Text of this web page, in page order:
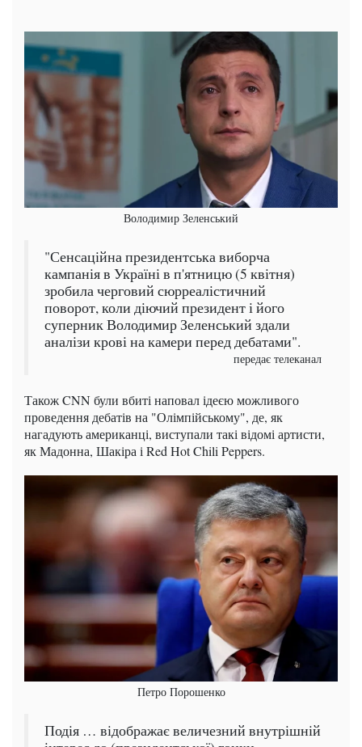
Володимир Зеленський
"Сенсаційна президентська виборча
кампанія в Україні в п'ятницю (5 квітня)
зробила черговий сюрреалістичний
поворот, коли діючий президент і його
суперник Володимир Зеленський здали
аналізи крові на камери перед дебатами".
передає телеканал
Також CNN були вбиті наповал ідеєю можливого
проведення дебатів на "Олімпійському", де, як
нагадують американці, виступали такі відомі артисти,
як Мадонна, Шакіра і Red Hot Chili Peppers.
Петро Порошенко
Подія … відображає величезний внутрішній